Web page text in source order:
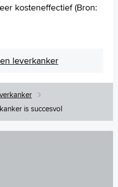
kosteneffectief (Bron:
leverkanker
is succesvol